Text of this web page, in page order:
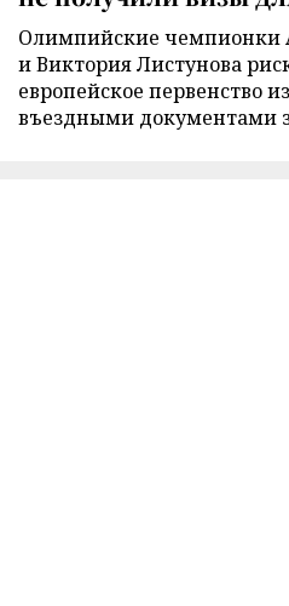
Олимпийские чемпионки
и Виктория Листунова
европейское первенство
въездными документами